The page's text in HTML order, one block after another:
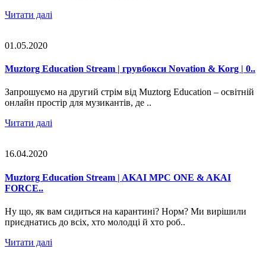
Читати далі
01.05.2020
Muztorg Education Stream | грувбокси Novation & Korg | 0..
Запрошуємо на другий стрім від Muztorg Education – освітній
онлайн простір для музикантів, де ..
Читати далі
16.04.2020
Muztorg Education Stream | AKAI MPC ONE & AKAI
FORCE..
Ну що, як вам сидиться на карантині? Норм? Ми вирішили
приєднатись до всіх, хто молодці й хто роб..
Читати далі